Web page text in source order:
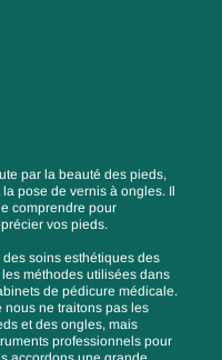
par la beauté des pieds,
pose de vernis à ongles. Il
comprendre pour
vos pieds.
soins esthétiques des
méthodes utilisées dans
de pédicure médicale.
nous ne traitons pas les
et des ongles, mais
professionnels pour